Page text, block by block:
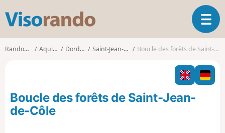
s
o
o
O
u
i
r
l
Randonnées Aquitaine Dordogne Saint-Jean-de-Côle Boucle des forêts de Saint-Jean-de-Côle
Boucle des forêts de Saint-Jean-
de-Côle